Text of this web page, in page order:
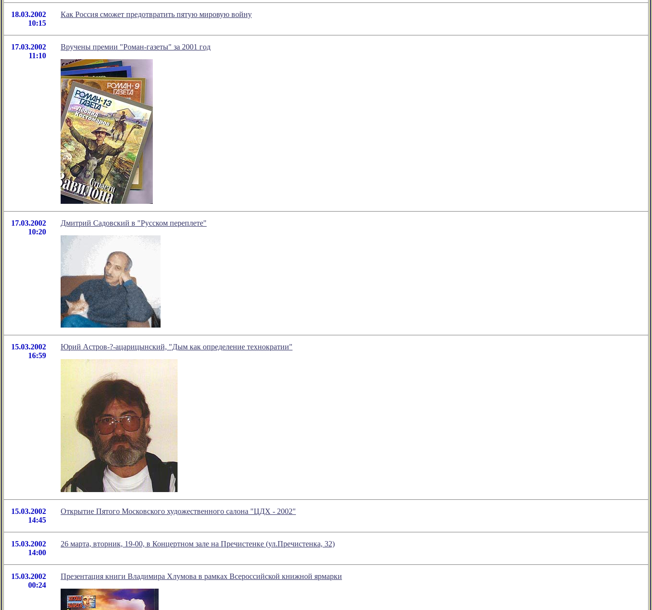
18.03.2002
10:15
Как Россия сможет предотвратить пятую мировую войну
17.03.2002
11:10
Вручены премии "Роман-газеты" за 2001 год
17.03.2002
10:20
Дмитрий Садовский в "Русском переплете"
15.03.2002
16:59
Юрий Астров-?-ацарицынский, "Дым как определение технократии"
15.03.2002
14:45
Открытие Пятого Московского художественного салона "ЦДХ - 2002"
15.03.2002
14:00
26 марта, вторник, 19-00, в Концертном зале на Пречистенке (ул.Пречистенка, 32)
15.03.2002
00:24
Презентация книги Владимира Хлумова в рамках Всероссийской книжной ярмарки